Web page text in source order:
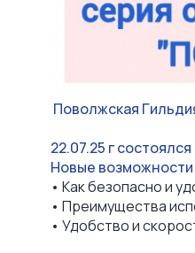
Поволжская
22.07.25 г
Новые
• Как безопасно и
• Преимущества
• Удобство и